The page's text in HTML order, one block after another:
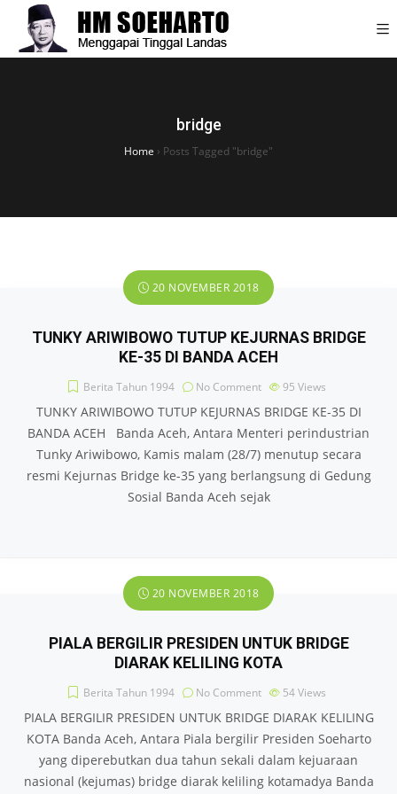
bridge
Home › Posts Tagged "bridge"
20 NOVEMBER 2018
TUNKY ARIWIBOWO TUTUP KEJURNAS BRIDGE
KE-35 DI BANDA ACEH
Berita Tahun 1994 No Comment 95 Views
TUNKY ARIWIBOWO TUTUP KEJURNAS BRIDGE KE-35 DI
BANDA ACEH Banda Aceh, Antara Menteri perindustrian
Tunky Ariwibowo, Kamis malam (28/7) menutup secara
resmi Kejurnas Bridge ke-35 yang berlangsung di Gedung
Sosial Banda Aceh sejak
20 NOVEMBER 2018
PIALA BERGILIR PRESIDEN UNTUK BRIDGE
DIARAK KELILING KOTA
Berita Tahun 1994 No Comment 54Views
PIALA BERGILIR PRESIDEN UNTUK BRIDGE DIARAK KELILING
KOTA Banda Aceh, Antara Piala bergilir Presiden Soeharto
yang diperebutkan dua tahun sekali dalam kejuaraan
nasional (kejumas) bridge diarak keliling kotamadya Banda